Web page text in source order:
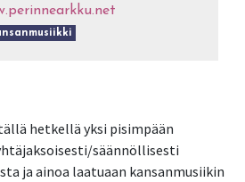
hetkellä yksi pisimpään
säännöllisesti
ja ainoa laatuaan kansanmusiikin